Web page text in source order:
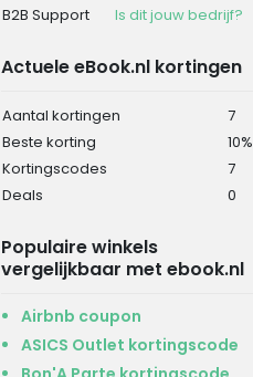
B2B Support
Is dit jouw bedrijf?
Actuele eBook.nl kortingen
Aantal kortingen
7
Beste korting
10%
Kortingscodes
7
Deals
0
Populaire winkels
vergelijkbaar met ebook.nl
Airbnb coupon
ASICS Outlet kortingscode